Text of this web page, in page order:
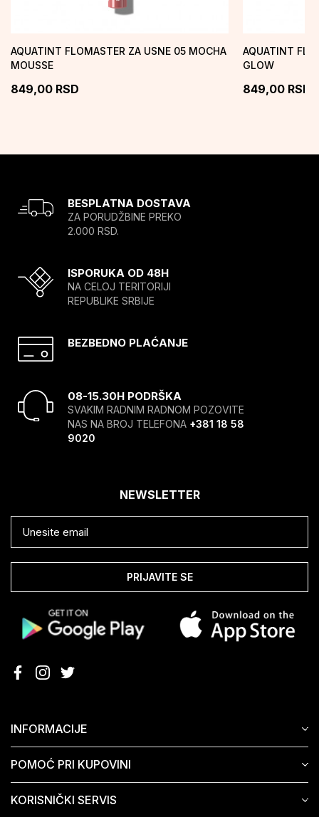
AQUATINT FLOMASTER ZA USNE 05 MOCHA
MOUSSE
849,00 RSD
AQUATINT
GLOW
849,00 RSD
BESPLATNA DOSTAVA
ZA PORUDŽBINE PREKO
2.000 RSD.
ISPORUKA OD 48H
NA CELOJ TERITORIJI
REPUBLIKE SRBIJE
BEZBEDNO PLAĆANJE
08-15.30H PODRŠKA
SVAKIM RADNIM RADNOM POZOVITE
NAS NA BROJ TELEFONA +381 18 58
9020
INFORMACIJE
POMOĆ PRI KUPOVINI
KORISNIČKI SERVIS
NEWSLETTER
PRIJAVITE SE